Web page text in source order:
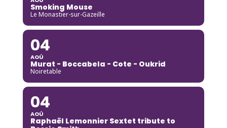
Smoking Mouse
Le Monastier-sur-Gazeille
04
AOÛ
Murat - Boccabela - Cote - Oukrid
Noiretable
04
AOÛ
Raphaël Lemonnier Sextet tribute to